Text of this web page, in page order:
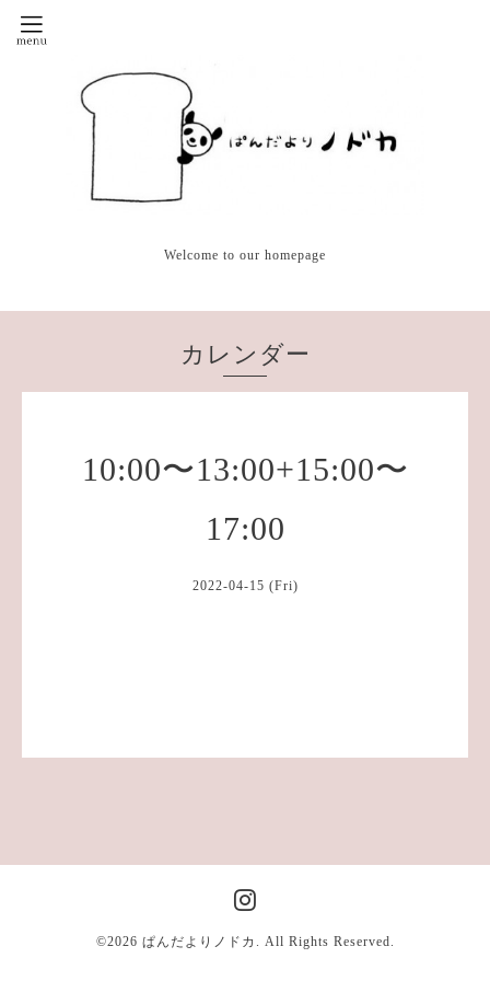
Welcome to our homepage
カレンダー
10:00〜13:00+15:00〜
17:00
2022-04-15 (Fri)
©2026 ぱんだよりノドカ . All Rights Reserved.